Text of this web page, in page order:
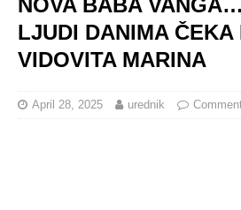
NOVA BABA
LJUDI DANIMA ČEKA
VIDOVITA MARINA
April 28, 2025 urednik